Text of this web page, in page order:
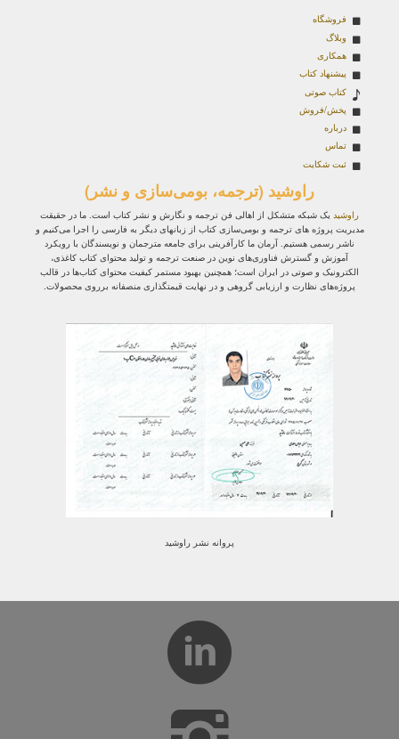
فروشگاه
وبلاگ
همکاری
پیشنهاد کتاب
کتاب صوتی
پخش/فروش
درباره
تماس
ثبت شکایت
راوشید (ترجمه، بومی‌سازی و نشر)
راوشید یک شبکه متشکل از اهالی فن ترجمه و نگارش و نشر کتاب است. ما در حقیقت
مدیریت پروژه‌ های ترجمه و بومی‌سازی کتاب از زبانهای دیگر به فارسی را اجرا می‌کنیم و
ناشر رسمی هستیم. آرمان ما کارآفرینی برای جامعه مترجمان و نویسندگان با رویکرد
آموزش و گسترش فناوری‌های نوین در صنعت ترجمه و تولید محتوای کتاب کاغذی،
الکترونیک و صوتی در ایران است؛ همچنین بهبود مستمر کیفیت محتوای کتاب‌ها در قالب
پروژه‌های نظارت و ارزیابی گروهی و در نهایت قیمتگذاری منصفانه برروی محصولات.
پروانه نشر راوشید